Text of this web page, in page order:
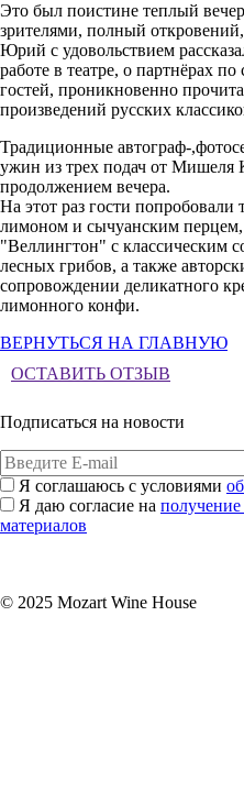
Это был поистине теплый
зрителями, полный
Юрий с удовольствием
работе в театре, о партнёрах
гостей, проникновенно
произведений русских
Традиционные автограф-
ужин из трех подач от Мишеля
продолжением вечера.
На этот раз гости попробовали
лимоном и сычуанским
"Веллингтон" с классическим
лесных грибов, а также
сопровождении деликатного
лимонного конфи.
ВЕРНУТЬСЯ НА ГЛАВНУЮ
ОСТАВИТЬ ОТЗЫВ
Подписаться на новости
Я соглашаюсь с условиями
Я даю согласие на
материалов
© 2025 Mozart Wine House